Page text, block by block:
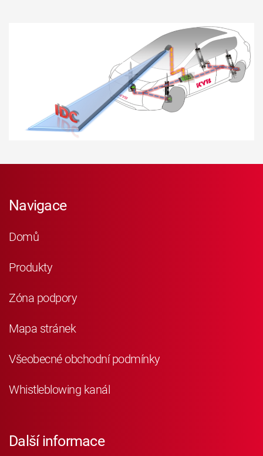
Navigace
Domů
Produkty
Zóna podpory
Mapa stránek
Všeobecné obchodní podmínky
Whistleblowing kanál
Další informace